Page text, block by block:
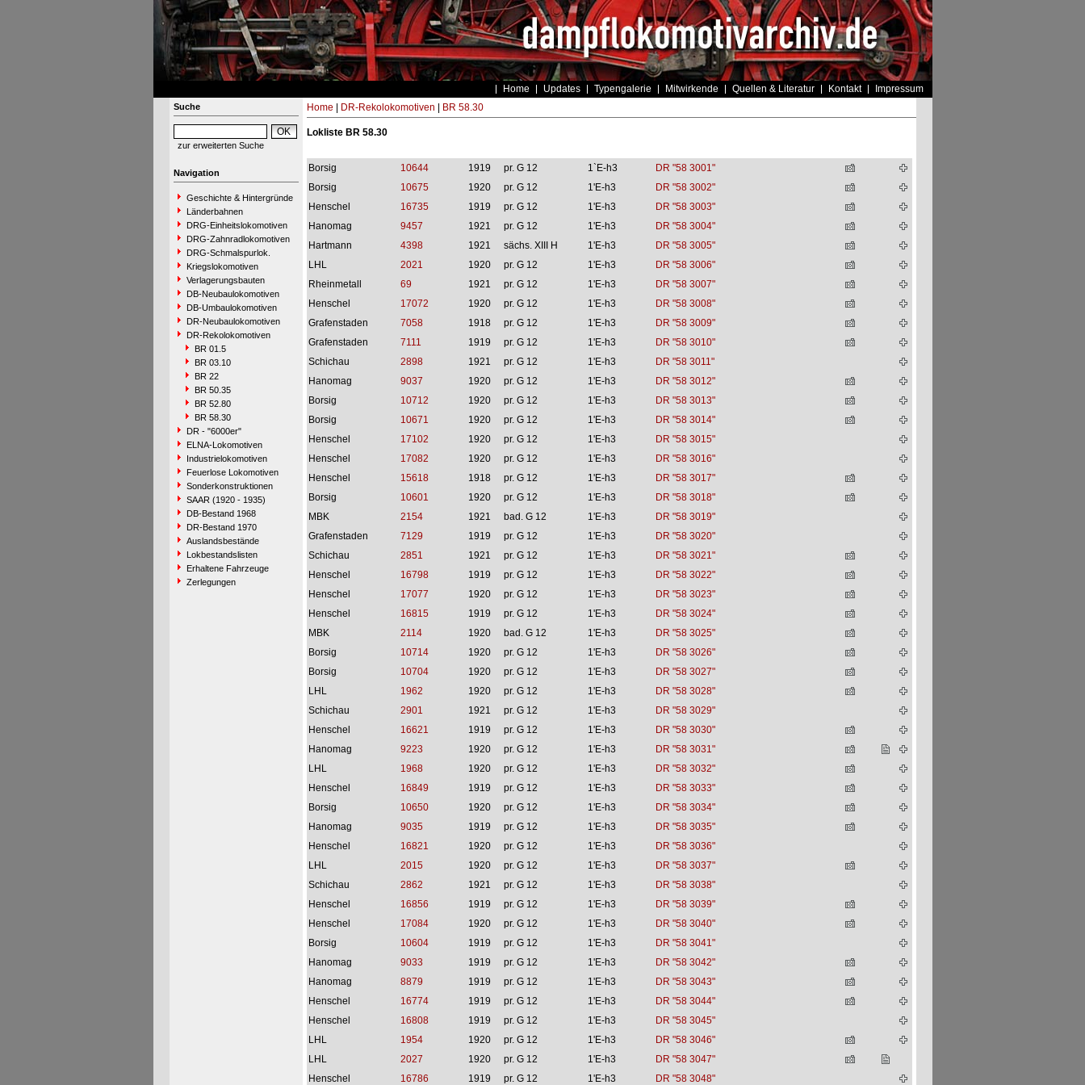
Home Updates Typengalerie Mitwirkende Quellen & Literatur Kontakt Impressum
Suche
zur erweiterten Suche
Navigation
Geschichte & Hintergründe
Länderbahnen
DRG-Einheitslokomotiven
DRG-Zahnradlokomotiven
DRG-Schmalspurlok.
Kriegslokomotiven
Verlagerungsbauten
DB-Neubaulokomotiven
DB-Umbaulokomotiven
DR-Neubaulokomotiven
DR-Rekolokomotiven
BR 01.5
BR 03.10
BR 22
BR 50.35
BR 52.80
BR 58.30
DR - "6000er"
ELNA-Lokomotiven
Industrielokomotiven
Feuerlose Lokomotiven
Sonderkonstruktionen
SAAR (1920 - 1935)
DB-Bestand 1968
DR-Bestand 1970
Auslandsbestände
Lokbestandslisten
Erhaltene Fahrzeuge
Zerlegungen
Home DR-Rekolokomotiven BR 58.30
Lokliste BR 58.30
Borsig 10644 1919 pr. G 12 1`E-h3
DR "58 3001"
Borsig
10675 1920 pr. G 12 1'E-h3
DR "58 3002"
Henschel
16735 1919 pr. G 12 1'E-h3
DR "58 3003"
Hanomag
9457 1921 pr. G 12 1'E-h3
DR "58 3004"
Hartmann
4398 1921 sächs. XIII H 1'E-h3
DR "58 3005"
LHL
2021 1920 pr. G 12 1'E-h3
DR "58 3006"
Rheinmetall
69 1921 pr. G 12 1'E-h3
DR "58 3007"
Henschel
17072 1920 pr. G 12 1'E-h3
DR "58 3008"
Grafenstaden
7058 1918 pr. G 12 1'E-h3
DR "58 3009"
Grafenstaden
7111 1919 pr. G 12 1'E-h3
DR "58 3010"
Schichau
2898 1921 pr. G 12 1'E-h3
DR "58 3011"
Hanomag
9037 1920 pr. G 12 1'E-h3
DR "58 3012"
Borsig
10712 1920 pr. G 12 1'E-h3
DR "58 3013"
Borsig
10671 1920 pr. G 12 1'E-h3
DR "58 3014"
Henschel
17102 1920 pr. G 12 1'E-h3
DR "58 3015"
Henschel
17082 1920 pr. G 12 1'E-h3
DR "58 3016"
Henschel
15618 1918 pr. G 12 1'E-h3
DR "58 3017"
Borsig
10601 1920 pr. G 12 1'E-h3
DR "58 3018"
MBK
2154 1921 bad. G 12 1'E-h3
DR "58 3019"
Grafenstaden
7129 1919 pr. G 12 1'E-h3
DR "58 3020"
Schichau
2851 1921 pr. G 12 1'E-h3
DR "58 3021"
Henschel
16798 1919 pr. G 12 1'E-h3
DR "58 3022"
Henschel
17077 1920 pr. G 12 1'E-h3
DR "58 3023"
Henschel
16815 1919 pr. G 12 1'E-h3
DR "58 3024"
MBK
2114 1920 bad. G 12 1'E-h3
DR "58 3025"
Borsig
10714 1920 pr. G 12 1'E-h3
DR "58 3026"
Borsig
10704 1920 pr. G 12 1'E-h3
DR "58 3027"
LHL
1962 1920 pr. G 12 1'E-h3
DR "58 3028"
Schichau
2901 1921 pr. G 12 1'E-h3
DR "58 3029"
Henschel
16621 1919 pr. G 12 1'E-h3
DR "58 3030"
Hanomag
9223 1920 pr. G 12 1'E-h3
DR "58 3031"
LHL
1968 1920 pr. G 12 1'E-h3
DR "58 3032"
Henschel
16849 1919 pr. G 12 1'E-h3
DR "58 3033"
Borsig
10650 1920 pr. G 12 1'E-h3
DR "58 3034"
Hanomag
9035 1919 pr. G 12 1'E-h3
DR "58 3035"
Henschel
16821 1920 pr. G 12 1'E-h3
DR "58 3036"
LHL
2015 1920 pr. G 12 1'E-h3
DR "58 3037"
Schichau
2862 1921 pr. G 12 1'E-h3
DR "58 3038"
Henschel
16856 1919 pr. G 12 1'E-h3
DR "58 3039"
Henschel
17084 1920 pr. G 12 1'E-h3
DR "58 3040"
Borsig
10604 1919 pr. G 12 1'E-h3
DR "58 3041"
Hanomag
9033 1919 pr. G 12 1'E-h3
DR "58 3042"
Hanomag
8879 1919 pr. G 12 1'E-h3
DR "58 3043"
Henschel
16774 1919 pr. G 12 1'E-h3
DR "58 3044"
Henschel
16808 1919 pr. G 12 1'E-h3
DR "58 3045"
LHL
1954 1920 pr. G 12 1'E-h3
DR "58 3046"
LHL
2027 1920 pr. G 12 1'E-h3
DR "58 3047"
Henschel
16786 1919 pr. G 12 1'E-h3 DR "58 3048"